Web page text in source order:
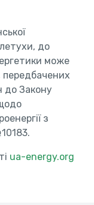
до
може
передбачених
до Закону
з
ua-energy.org